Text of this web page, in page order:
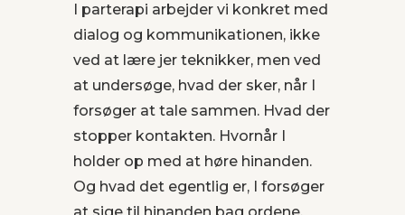
I parterapi arbejder vi konkret med
dialog og kommunikationen, ikke
ved at lære jer teknikker, men ved
at undersøge, hvad der sker, når I
forsøger at tale sammen. Hvad der
stopper kontakten. Hvornår I
holder op med at høre hinanden.
Og hvad det egentlig er, I forsøger